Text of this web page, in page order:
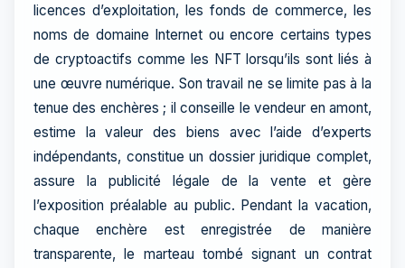
licences d’exploitation, les fonds de commerce, les
noms de domaine Internet ou encore certains types
de cryptoactifs comme les NFT lorsqu’ils sont liés à
une œuvre numérique. Son travail ne se limite pas à la
tenue des enchères ; il conseille le vendeur en amont,
estime la valeur des biens avec l’aide d’experts
indépendants, constitue un dossier juridique complet,
assure la publicité légale de la vente et gère
l’exposition préalable au public. Pendant la vacation,
chaque enchère est enregistrée de manière
transparente, le marteau tombé signant un contrat